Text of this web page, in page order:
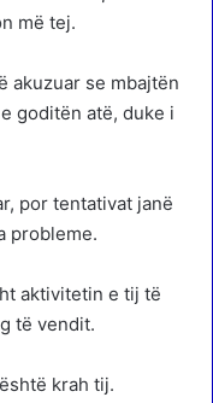
më tej.
akuzuar se mbajtën
goditën atë, duke i
por tentativat janë
probleme.
aktivitetin e tij të
të vendit.
krah tij.